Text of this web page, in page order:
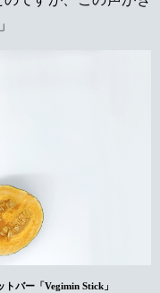
バー「Vegimin Stick」